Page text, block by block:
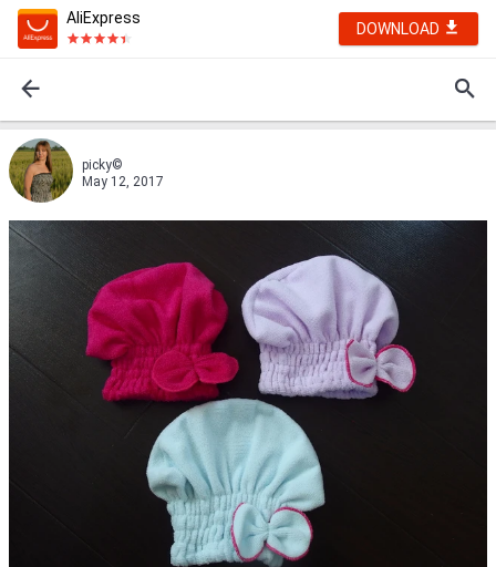
AliExpress
DOWNLOAD
picky©
May 12, 2017